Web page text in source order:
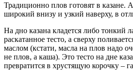
Традиционно плов готовят в казане.
широкий внизу и узкий наверху, в
На дно казана кладется либо тонкий
раскатанное тесто, а сверху
маслом (кстати, масла на плов надо
не плов, а каша). Это тесто на дне
превратится в хрустящую корочку –